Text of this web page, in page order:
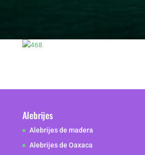
Alebrijes
Alebrijes de madera
Alebrijes de Oaxaca